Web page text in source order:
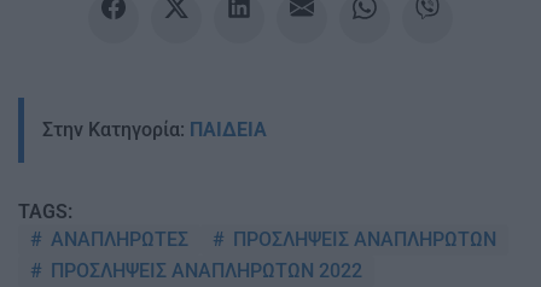
Στην Κατηγορία: ΠΑΙΔΕΙΑ
TAGS:
ΑΝΑΠΛΗΡΩΤΕΣ
ΠΡΟΣΛΗΨΕΙΣ ΑΝΑΠΛΗΡΩΤΩΝ
ΠΡΟΣΛΗΨΕΙΣ ΑΝΑΠΛΗΡΩΤΩΝ 2022